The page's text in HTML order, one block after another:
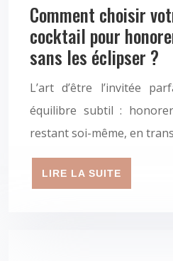
Comment choisir
cocktail pour
sans les éclipser ?
L’art d’être l’invitée
équilibre subtil :
restant soi-même, en
LIRE LA SUITE